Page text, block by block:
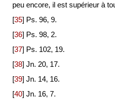
peu encore, il est supérieur à
[35] Ps. 96, 9.
[36] Ps. 98, 2.
[37] Ps. 102, 19.
[38] Jn. 20, 17.
[39] Jn. 14, 16.
[40] Jn. 16, 7.